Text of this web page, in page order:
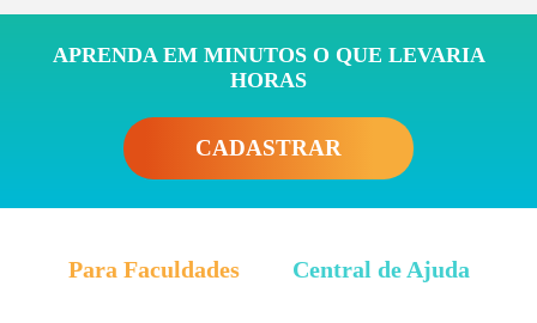
APRENDA EM MINUTOS O QUE LEVARIA
HORAS
CADASTRAR
Para Faculdades Central de Ajuda